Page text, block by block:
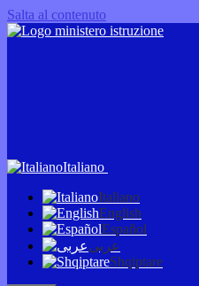
Salta al contenuto
Italiano
Italiano
English
Español
عربى
Shqiptare